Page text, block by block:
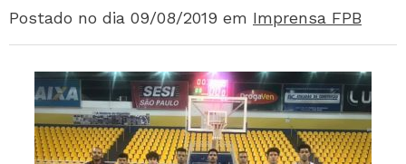
Postado no dia 09/08/2019 em Imprensa FPB